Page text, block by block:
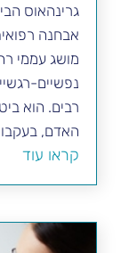
גרינהאוס
אבחנה
מושג עממי
נפשיים-
רבים. הוא
האדם,
קראו עוד